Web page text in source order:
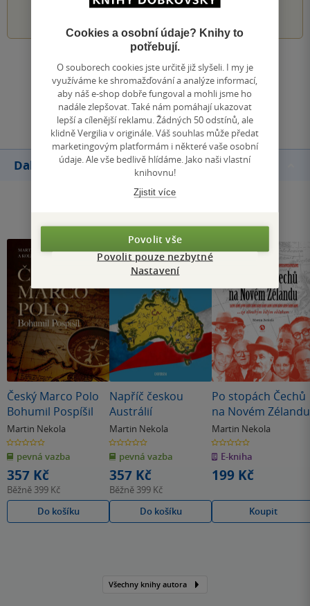
1 2 3 4 5
Zobrazit všechna hodnocení
Přidat hodnocení
Další knihy autora
Český Marco Polo
Bohumil Pospíšil
Martin Nekola
0.0
z
5
hvězdiček
pevná vazba
357 Kč
Běžně 399 Kč
Do košíku
Napříč českou
Austrálií
Martin Nekola
0.0
z
5
hvězdiček
pevná vazba
357 Kč
Běžně 399 Kč
Do košíku
Po stopách Čechů
na Novém Zélandu
Martin Nekola
0.0
z
5
hvězdiček
E-kniha
199 Kč
Koupit
Všechny knihy autora
Cookies a osobní údaje? Knihy to
potřebují.
O souborech cookies jste určitě již slyšeli. I my je
využíváme ke shromažďování a analýze informací,
aby náš e-shop dobře fungoval a mohli jsme ho
nadále zlepšovat. Také nám pomáhají ukazovat
lepší a cílenější reklamu. Žádných 50 odstínů, ale
klidně Vergilia v originále. Váš souhlas může předat
marketingovým platformám i některé vaše osobní
údaje. Ale vše bedlivě hlídáme. Jako naši vlastní
knihovnu!
Zjistit více
Povolit vše
Povolit pouze nezbytné
Nastavení